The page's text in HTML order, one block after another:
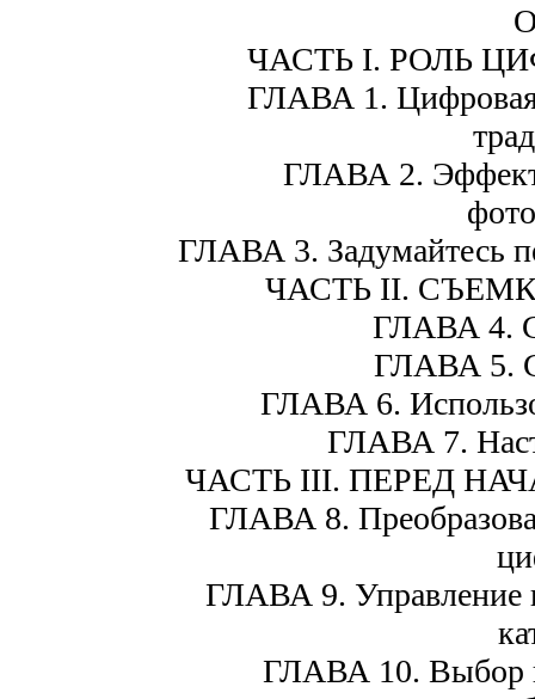
ЧАСТЬ I. РОЛЬ
ГЛАВА 1. Цифровая
ГЛАВА 2.
ГЛАВА 3. Задумайтесь
ЧАСТЬ II.
ГЛАВА 4.
ГЛАВА 5.
ГЛАВА 6.
ГЛАВА 7.
ЧАСТЬ III. ПЕРЕД
ГЛАВА 8.
ГЛАВА 9. Управление
ГЛАВА 10. Выбор